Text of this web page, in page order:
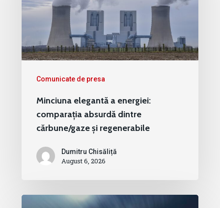
Comunicate de presa
Minciuna elegantă a energiei:
comparația absurdă dintre
cărbune/gaze și regenerabile
Dumitru Chisăliță
August 6, 2026